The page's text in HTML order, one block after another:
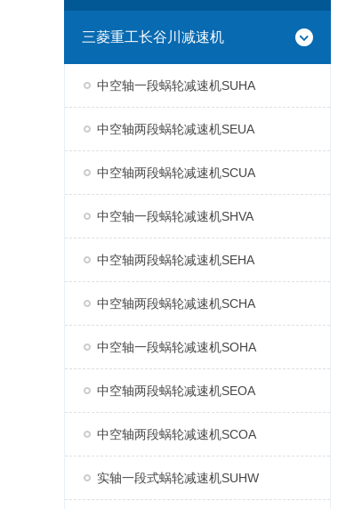
三菱重工长谷川减速机
中空轴一段蜗轮减速机SUHA
中空轴两段蜗轮减速机SEUA
中空轴两段蜗轮减速机SCUA
中空轴一段蜗轮减速机SHVA
中空轴两段蜗轮减速机SEHA
中空轴两段蜗轮减速机SCHA
中空轴一段蜗轮减速机SOHA
中空轴两段蜗轮减速机SEOA
中空轴两段蜗轮减速机SCOA
实轴一段式蜗轮减速机SUHW